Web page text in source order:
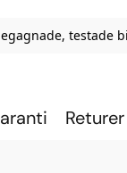
testade
Returer